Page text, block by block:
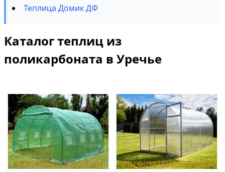
Теплица Домик ДФ
Каталог теплиц из
поликарбоната в Уречье